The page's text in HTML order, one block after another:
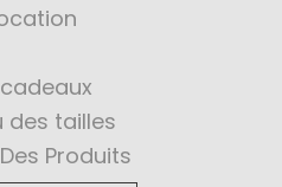
des tailles
Produits